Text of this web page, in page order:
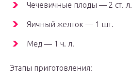
Чечевичные плоды — 2 ст. л.
Яичный желток — 1 шт.
Мед — 1 ч. л.
Этапы приготовления: